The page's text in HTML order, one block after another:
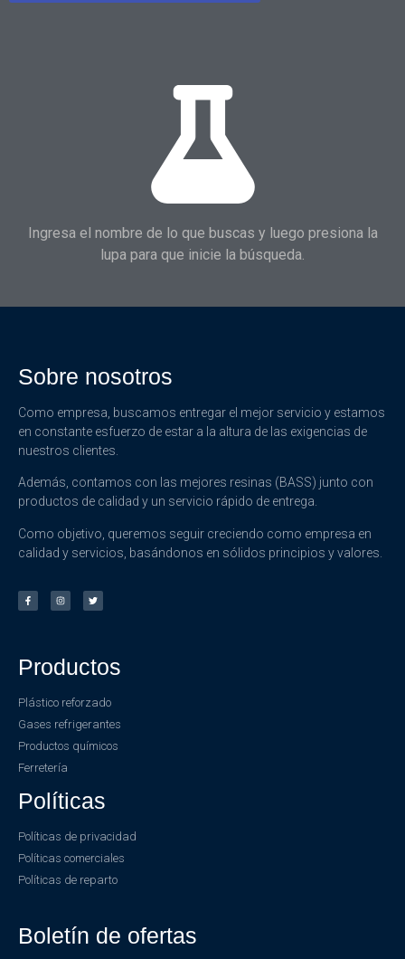
Ingresa el nombre de lo que buscas y luego presiona la
lupa para que inicie la búsqueda.
Sobre nosotros
Como empresa, buscamos entregar el mejor servicio y estamos
en constante esfuerzo de estar a la altura de las exigencias de
nuestros clientes.
Además, contamos con las mejores resinas (BASS) junto con
productos de calidad y un servicio rápido de entrega.
Como objetivo, queremos seguir creciendo como empresa en
calidad y servicios, basándonos en sólidos principios y valores.
Productos
Plástico reforzado
Gases refrigerantes
Productos químicos
Ferretería
Políticas
Políticas de privacidad
Políticas comerciales
Políticas de reparto
Boletín de ofertas